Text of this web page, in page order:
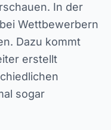
In der
Wettbewerbern
Dazu kommt
erstellt
sogar